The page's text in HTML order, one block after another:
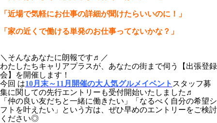
「近場で気軽にお仕事の詳細が聞けたらいいのに！」
「家の近くで働ける単発のお仕事ってないかな？」
＼そんなあなたに朗報です♬／
わたしたちキャリアプラスが、あなたの街まで伺う【出張登録
会】を開催します！
今回 は10月末～11月開催の大人気グルメイベント スタッフ募
集に関しての先行エントリーも受付開始いたしました♬
「仲の良い友だちと一緒に働きたい」「なるべく自分の希望シ
フトを叶えたい」という方は、ぜひ早めのエントリーをご検討
ください◎